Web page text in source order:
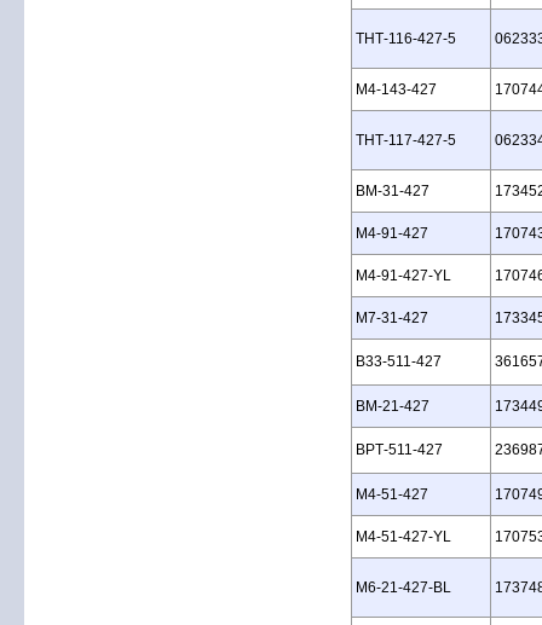
THT‑116‑427‑5
M4‑143‑427
THT‑117‑427‑5
BM‑31‑427
M4‑91‑427
M4‑91‑427‑YL
M7‑31‑427
B33‑511‑427
BM‑21‑427
BPT‑511‑427
M4‑51‑427
M4‑51‑427‑YL
M6‑21‑427‑BL